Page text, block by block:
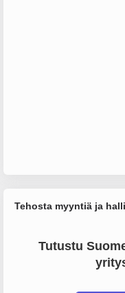
Tehosta myyntiä ja
Tutustu